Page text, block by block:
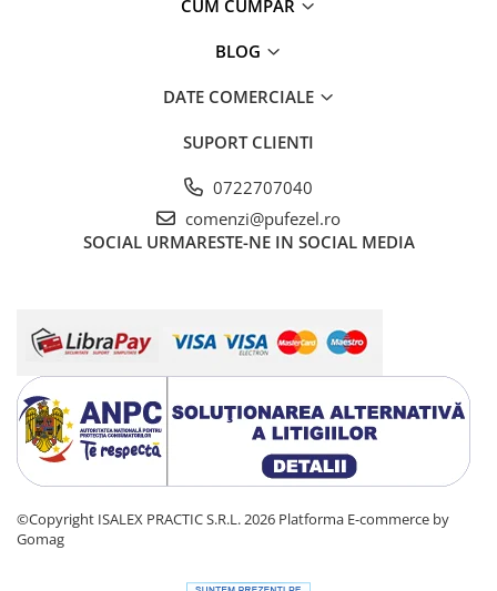
CUM CUMPAR
BLOG
DATE COMERCIALE
SUPORT CLIENTI
0722707040
comenzi@pufezel.ro
SOCIAL URMARESTE-NE IN SOCIAL MEDIA
©Copyright ISALEX PRACTIC S.R.L. 2026 Platforma E-commerce by
Gomag